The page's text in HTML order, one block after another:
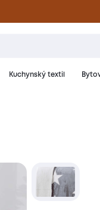
Kuchynský textil